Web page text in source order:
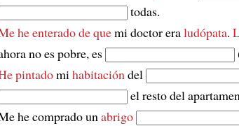
todas.
he enterado de quemi doctor eraludópata.
no es pobre, es
pintadomihabitacióndel
el resto del
he comprado unabrigo